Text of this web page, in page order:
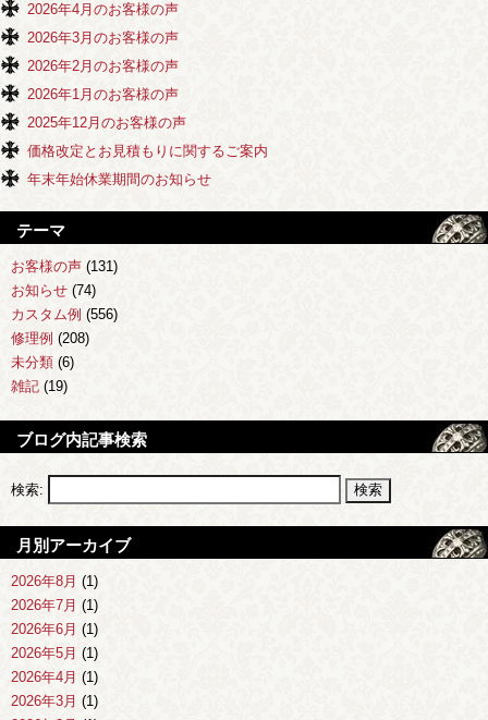
2026年4月のお客様の声
2026年3月のお客様の声
2026年2月のお客様の声
2026年1月のお客様の声
2025年12月のお客様の声
価格改定とお見積もりに関するご案内
年末年始休業期間のお知らせ
テーマ
お客様の声 (131)
お知らせ (74)
カスタム例 (556)
修理例 (208)
未分類 (6)
雑記 (19)
ブログ内記事検索
検索:
月別アーカイブ
2026年8月 (1)
2026年7月 (1)
2026年6月 (1)
2026年5月 (1)
2026年4月 (1)
2026年3月 (1)